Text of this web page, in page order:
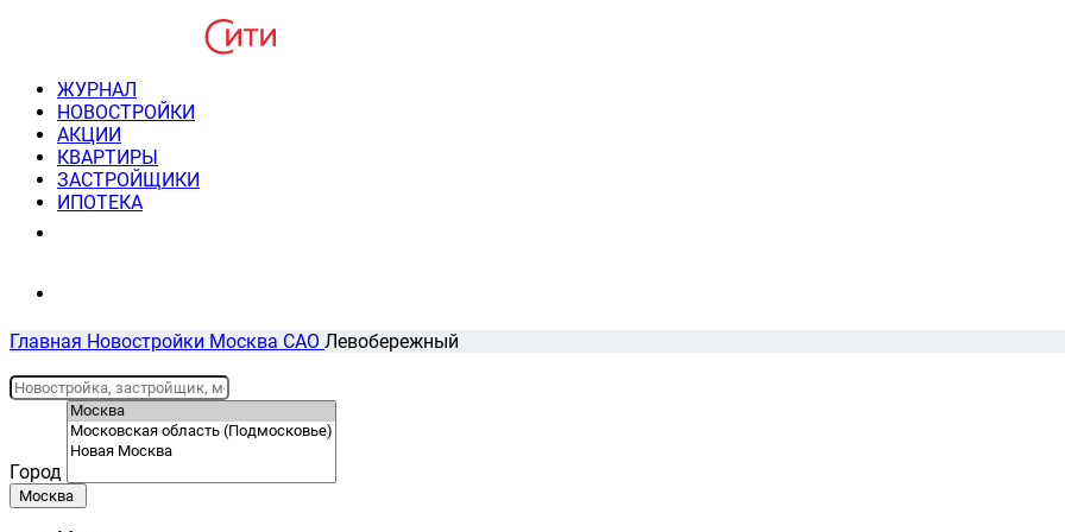
ЖУРНАЛ
НОВОСТРОЙКИ
АКЦИИ
КВАРТИРЫ
ЗАСТРОЙЩИКИ
ИПОТЕКА
Главная Новостройки Москва САО Левобережный
Город
Москва